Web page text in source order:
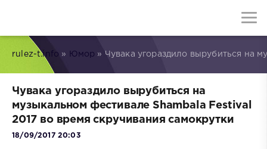
rulez-t.info » Юмор » Чувака угораздило вырубиться на
Чувака угораздило вырубиться на
музыкальном фестивале Shambala Festival
2017 во время скручивания самокрутки
18/09/2017 20:03